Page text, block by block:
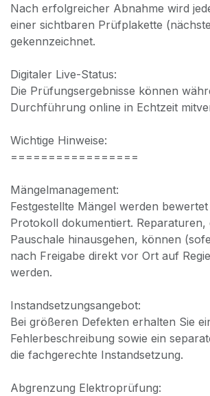
Nach erfolgreicher Abnahme wird
einer sichtbaren Prüfplakette
gekennzeichnet.
Digitaler Live-Status:
Die Prüfungsergebnisse können
Durchführung online in Echtzeit
Wichtige Hinweise:
=================
Mängelmanagement:
Festgestellte Mängel werden
Protokoll dokumentiert. Reparaturen,
Pauschale hinausgehen, können
nach Freigabe direkt vor Ort auf
werden.
Instandsetzungsangebot:
Bei größeren Defekten erhalten Sie
Fehlerbeschreibung sowie ein
die fachgerechte Instandsetzung.
Abgrenzung Elektroprüfung: